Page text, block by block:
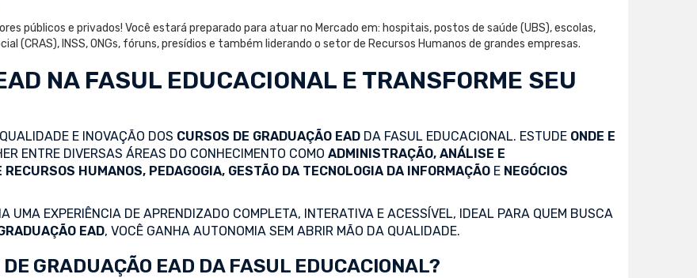
públicos e privados! Você estará preparado para atuar no Mercado em: hospitais, postos de saúde (UBS), escolas,
(CRAS), INSS, ONGs, fóruns, presídios e também liderando o setor de Recursos Humanos de grandes empresas.
NA FASUL EDUCACIONAL E TRANSFORME SEU
E INOVAÇÃO DOS CURSOS DE GRADUAÇÃO EAD DA FASUL EDUCACIONAL. ESTUDE ONDE E
ENTRE DIVERSAS ÁREAS DO CONHECIMENTO COMO ADMINISTRAÇÃO, ANÁLISE E
HUMANOS, PEDAGOGIA, GESTÃO DA TECNOLOGIA DA INFORMAÇÃO E NEGÓCIOS
UMA EXPERIÊNCIA DE APRENDIZADO COMPLETA, INTERATIVA E ACESSÍVEL, IDEAL PARA QUEM BUSCA
EAD, VOCÊ GANHA AUTONOMIA SEM ABRIR MÃO DA QUALIDADE.
DE GRADUAÇÃO EAD DA FASUL EDUCACIONAL?